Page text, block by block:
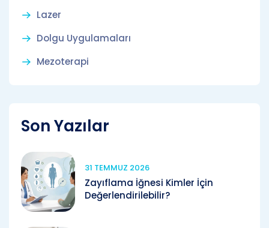
Lazer
Dolgu Uygulamaları
Mezoterapi
Son Yazılar
31 TEMMUZ 2026
Zayıflama İğnesi Kimler İçin
Değerlendirilebilir?